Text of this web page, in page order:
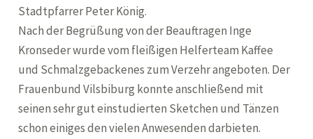
Stadtpfarrer Peter König.
Nach der Begrüßung von der Beauftragen Inge
Kronseder wurde vom fleißigen Helferteam Kaffee
und Schmalzgebackenes zum Verzehr angeboten. Der
Frauenbund Vilsbiburg konnte anschließend mit
seinen sehr gut einstudierten Sketchen und Tänzen
schon einiges den vielen Anwesenden darbieten.